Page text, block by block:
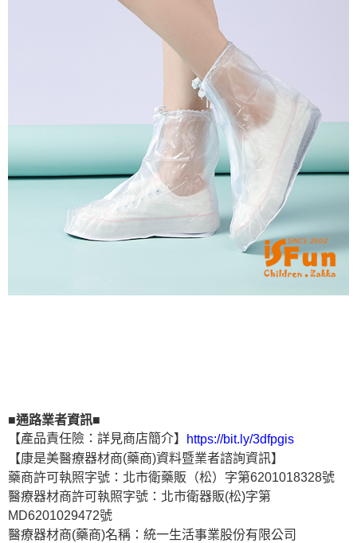
■通路業者資訊■
【產品責任險：詳見商店簡介】
https://bit.ly/3dfpgis
【康是美醫療器材商(藥商)資料暨業者諮詢資訊】
藥商許可執照字號：北市衛藥販（松）字第6201018328號
醫療器材商許可執照字號：北市衛器販(松)字第
MD6201029472號
醫療器材商(藥商)名稱：統一生活事業股份有限公司